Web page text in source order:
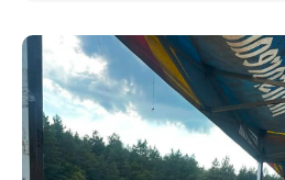
Adaugă aici
textul pentru